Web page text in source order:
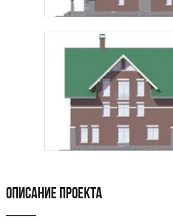
ОПИСАНИЕ ПРОЕКТА